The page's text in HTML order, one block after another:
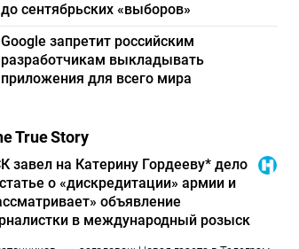
до сентябрьских «выборов»
Google запретит российским
разработчикам выкладывать
приложения для всего мира